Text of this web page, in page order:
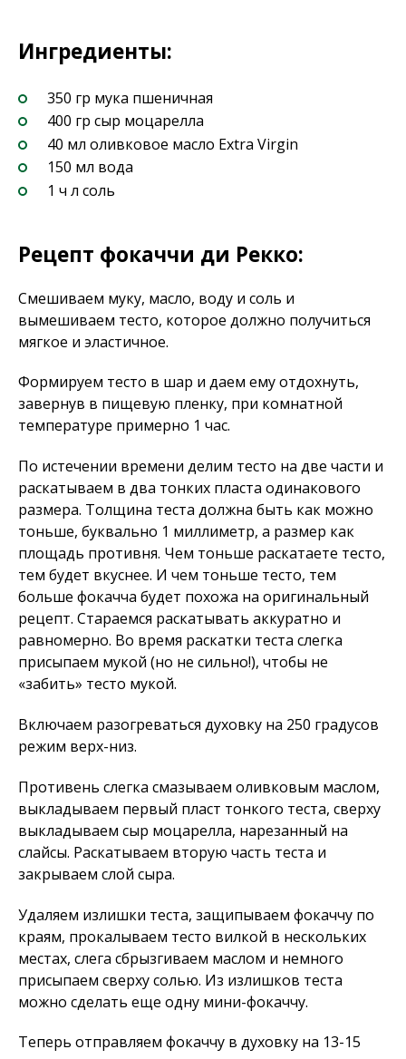
Ингредиенты:
350 гр мука пшеничная
400 гр сыр моцарелла
40 мл оливковое масло Extra Virgin
150 мл вода
1 ч л соль
Рецепт фокаччи ди Рекко:
Смешиваем муку, масло, воду и соль и
вымешиваем тесто, которое должно получиться
мягкое и эластичное.
Формируем тесто в шар и даем ему отдохнуть,
завернув в пищевую пленку, при комнатной
температуре примерно 1 час.
По истечении времени делим тесто на две части и
раскатываем в два тонких пласта одинакового
размера. Толщина теста должна быть как можно
тоньше, буквально 1 миллиметр, а размер как
площадь противня. Чем тоньше раскатаете тесто,
тем будет вкуснее. И чем тоньше тесто, тем
больше фокачча будет похожа на оригинальный
рецепт. Стараемся раскатывать аккуратно и
равномерно. Во время раскатки теста слегка
присыпаем мукой (но не сильно!), чтобы не
«забить» тесто мукой.
Включаем разогреваться духовку на 250 градусов
режим верх-низ.
Противень слегка смазываем оливковым маслом,
выкладываем первый пласт тонкого теста, сверху
выкладываем сыр моцарелла, нарезанный на
слайсы. Раскатываем вторую часть теста и
закрываем слой сыра.
Удаляем излишки теста, защипываем фокаччу по
краям, прокалываем тесто вилкой в нескольких
местах, слега сбрызгиваем маслом и немного
присыпаем сверху солью. Из излишков теста
можно сделать еще одну мини-фокаччу.
Теперь отправляем фокаччу в духовку на 13-15